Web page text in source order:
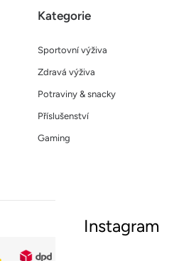
Kategorie
Sportovní výživa
Zdravá výživa
Potraviny & snacky
Příslušenství
Gaming
Rychlá a
Sledujte nás
Instagram